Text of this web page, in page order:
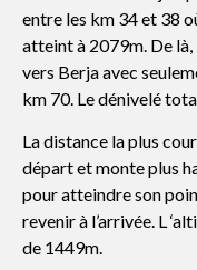
entre les km 34 et 38
atteint à 2079m. De
vers Berja avec
km 70. Le dénivelé
La distance la plus
départ et monte plus
pour atteindre son
revenir à l’arrivée. L
de 1449m.